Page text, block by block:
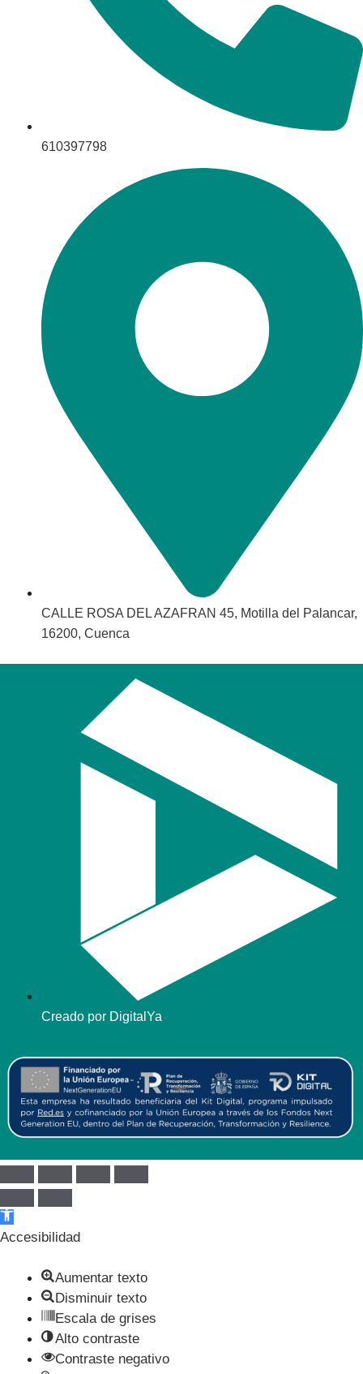
610397798
CALLE ROSA DEL AZAFRAN 45, Motilla del Palancar,
16200, Cuenca
Creado por DigitalYa
Abrir barra de herramientas
Accesibilidad
Aumentar texto
Disminuir texto
Escala de grises
Alto contraste
Contraste negativo